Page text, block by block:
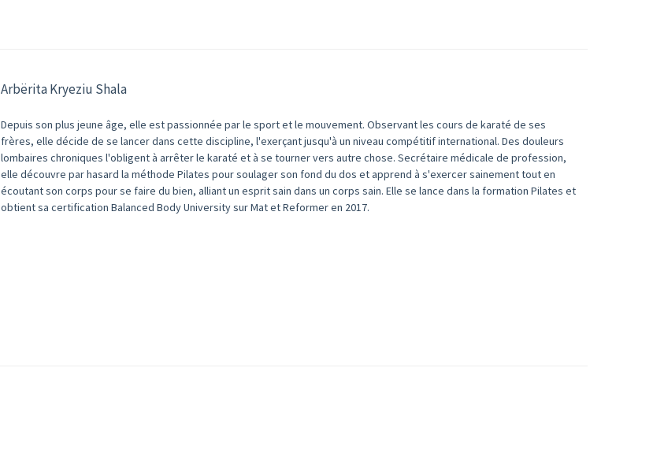
Arbërita Kryeziu Shala
Depuis son plus jeune âge, elle est passionnée par le sport et le mouvement. Observant les cours de karaté de ses
frères, elle décide de se lancer dans cette discipline, l'exerçant jusqu'à un niveau compétitif international. Des douleurs
lombaires chroniques l'obligent à arrêter le karaté et à se tourner vers autre chose. Secrétaire médicale de profession,
elle découvre par hasard la méthode Pilates pour soulager son fond du dos et apprend à s'exercer sainement tout en
écoutant son corps pour se faire du bien, alliant un esprit sain dans un corps sain. Elle se lance dans la formation Pilates et
obtient sa certification Balanced Body University sur Mat et Reformer en 2017.